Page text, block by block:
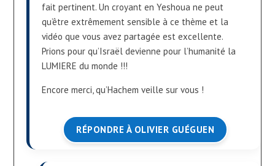
fait pertinent. Un croyant en Yeshoua ne peut
qu’être extrêmement sensible à ce thème et la
vidéo que vous avez partagée est excellente.
Prions pour qu’Israël devienne pour l’humanité la
LUMIERE du monde !!!
Encore merci, qu’Hachem veille sur vous !
RÉPONDRE À OLIVIER GUÉGUEN